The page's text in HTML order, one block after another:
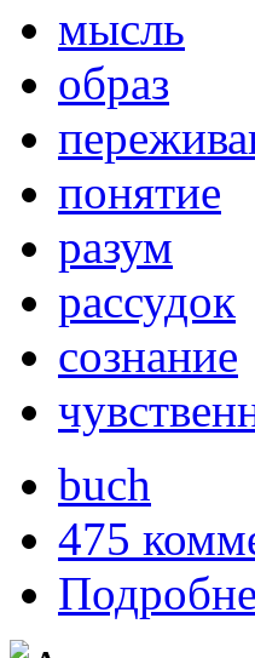
мысль
образ
понятие
разум
рассудок
сознание
buch
475